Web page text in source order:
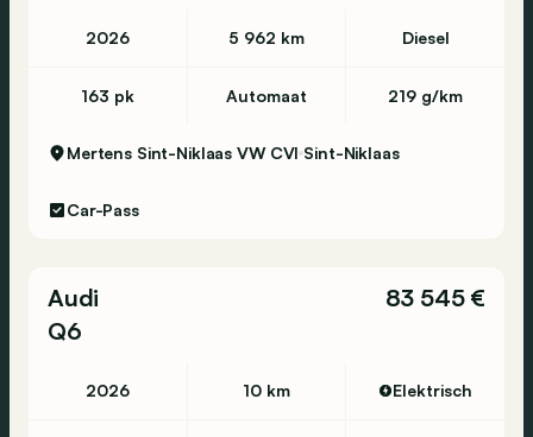
2026 5 962 km Diesel
163 pk Automaat 219 g/km
Mertens Sint-Niklaas VW CVI Sint-Niklaas
Car-Pass
Audi
Q6
83 545 €
2026 10 km Elektrisch